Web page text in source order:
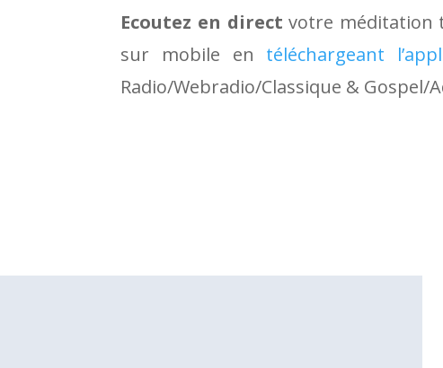
Ecoutez en direct votre méditation
sur mobile en téléchargeant
Radio/Webradio/Classique & Gospel/